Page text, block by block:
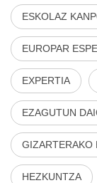
ESKOLAZ
EUROPAR
EXPERTIA
EZAGUTUN
GIZARTERAKO
HEZKUNTZA